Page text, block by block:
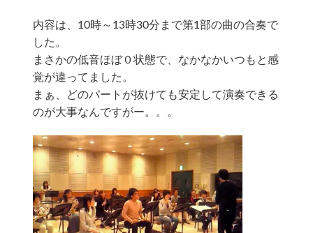
内容は、10時～13時30分まで第1部の曲の合奏で
した。
まさかの低音ほぼ０状態で、なかなかいつもと感
覚が違ってました。
まぁ、どのパートが抜けても安定して演奏できる
のが大事なんですがー。。。